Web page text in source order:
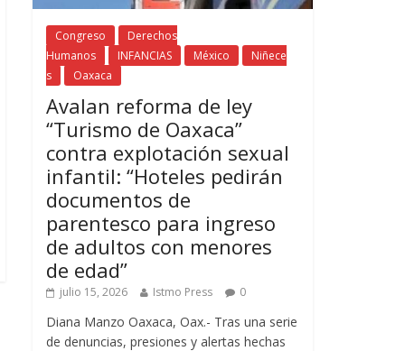
Congreso
Derechos
Humanos
INFANCIAS México
Niñece
s
Oaxaca
Avalan reforma de ley
“Turismo de Oaxaca”
contra explotación sexual
infantil: “Hoteles pedirán
documentos de
parentesco para ingreso
de adultos con menores
de edad”
julio 15, 2026 Istmo Press 0
Diana Manzo Oaxaca, Oax.- Tras una serie
de denuncias, presiones y alertas hechas